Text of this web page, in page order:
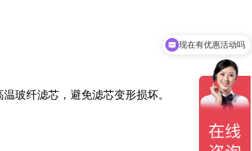
玻纤滤芯，避免滤芯变形损坏。
可以介绍下你们的产品么